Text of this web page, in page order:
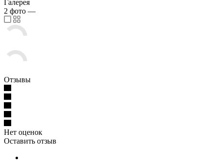
Галерея
2 фото —
Отзывы
Нет оценок
Оставить отзыв